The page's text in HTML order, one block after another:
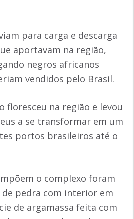
para carga e descarga
aportavam na região,
negros africanos
vendidos pelo Brasil.
floresceu na região e levou
a se transformar em um
portos brasileiros até o
o complexo foram
pedra com interior em
de argamassa feita com